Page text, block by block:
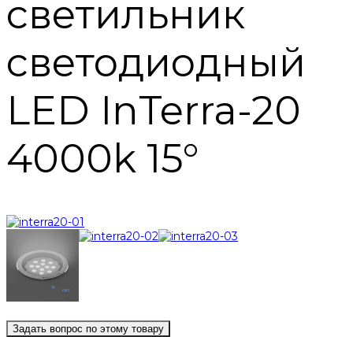
светильник
светодиодный
LED InTerra-20
4000k 15°
Задать вопрос по этому товару